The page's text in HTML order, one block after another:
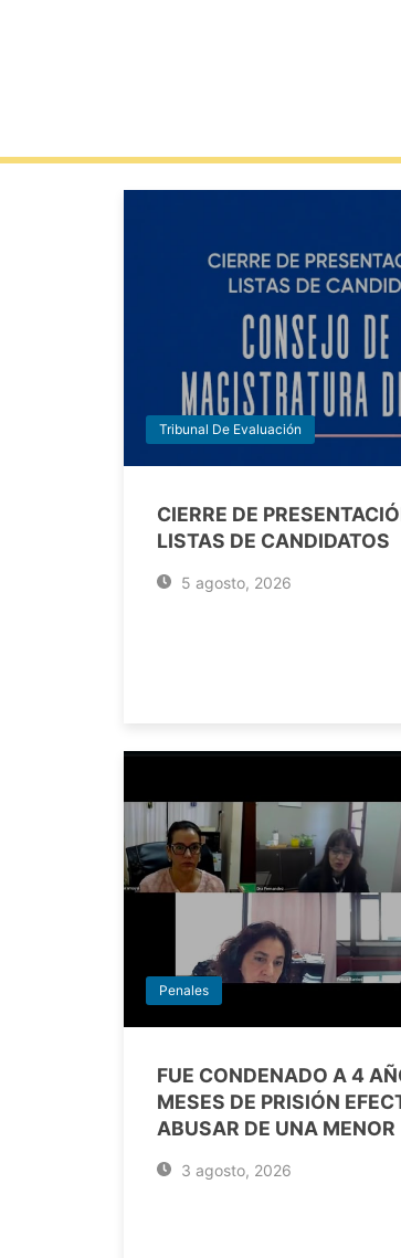
Tribunal De Evaluación
CIERRE DE
LISTAS DE CANDIDATOS
5 agosto, 2026
Penales
FUE CONDENADO A 4
MESES DE PRISIÓN
ABUSAR DE UNA MENOR
3 agosto, 2026